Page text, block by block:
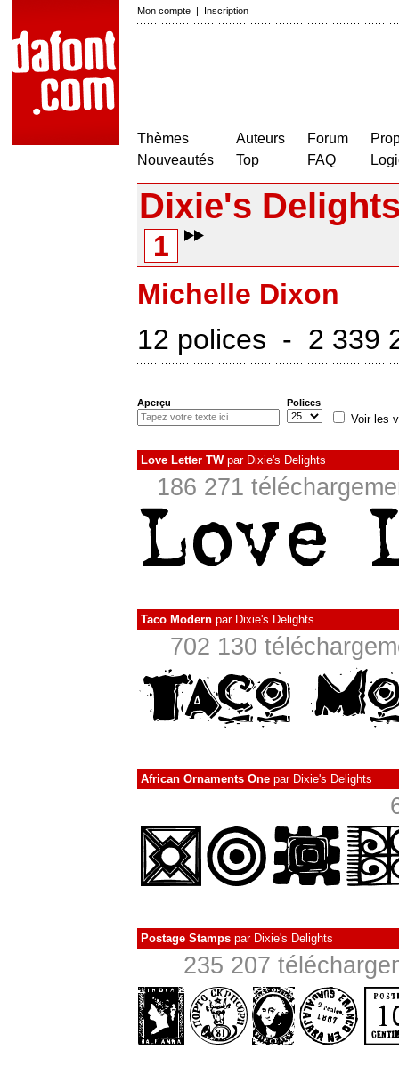
Mon compte | Inscription
Thèmes
Nouveautés
Auteurs
Top
Forum
FAQ
Dixie's
1
Michelle Dixon
12 polices - 2 339
Aperçu Polices
Voir les
Love Letter TWpar Dixie's Delights
186 271
Taco Modern par Dixie's Delights
702 130
African Ornaments One par Dixie's Delights
Postage Stamps par Dixie's Delights
235 207